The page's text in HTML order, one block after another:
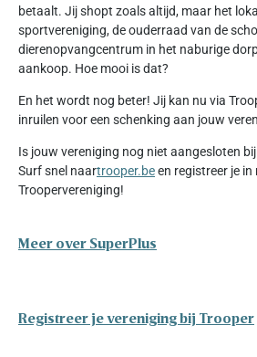
betaalt. Jij shopt zoals altijd, maar het
sportvereniging, de ouderraad van de
dierenopvangcentrum in het naburige
aankoop. Hoe mooi is dat?
En het wordt nog beter! Jij kan nu via
inruilen voor een schenking aan jouw
Is jouw vereniging nog niet aangesloten
Surf snel naartrooper.been registreer je
Troopervereniging!
Meer over SuperPlus
Registreer je vereniging bij Trooper